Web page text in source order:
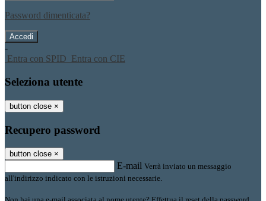
Password dimenticata?
-
Entra con SPID Entra con CIE
Seleziona utente
button close ×
Recupero password
button close ×
E-mail Verrà inviato un messaggio
all'indirizzo indicato con le istruzioni necessarie.